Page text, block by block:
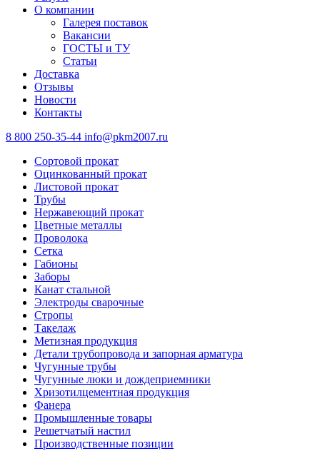
О компании
Галерея поставок
Вакансии
ГОСТЫ и ТУ
Статьи
Доставка
Отзывы
Новости
Контакты
8 800 250-35-44 info@pkm2007.ru
Сортовой прокат
Оцинкованный прокат
Листовой прокат
Трубы
Нержавеющий прокат
Цветные металлы
Проволока
Сетка
Габионы
Заборы
Канат стальной
Электроды сварочные
Стропы
Такелаж
Метизная продукция
Детали трубопровода и запорная арматура
Чугунные трубы
Чугунные люки и дождеприемники
Хризотилцементная продукция
Фанера
Промышленные товары
Решетчатый настил
Производственные позиции